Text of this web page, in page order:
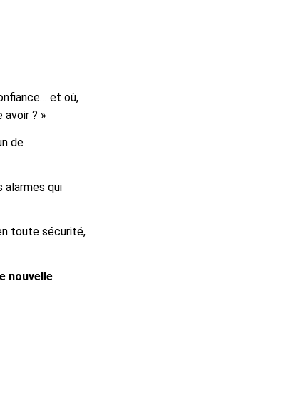
et où,
avoir ? »
de
alarmes qui
toute sécurité,
nouvelle